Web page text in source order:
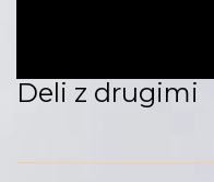
Deli z drugimi